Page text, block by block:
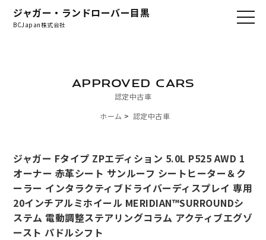
ジャガー・ランドローバー目黒
BCJapan株式会社
認定中古車
APPROVED CARS
ホーム 認定中古車
ジャガー Fタイプ ZPエディション 5.0L P525 AWD 1
オーナー 赤革シート サンルーフ シートヒーター＆ク
ーラー インタラクティブドライバーディスプレイ 専用
20インチアルミホイール MERIDIAN™SURROUNDシ
ステム 電動調整ステアリングコラム アクティブエグゾ
ースト パドルシフト